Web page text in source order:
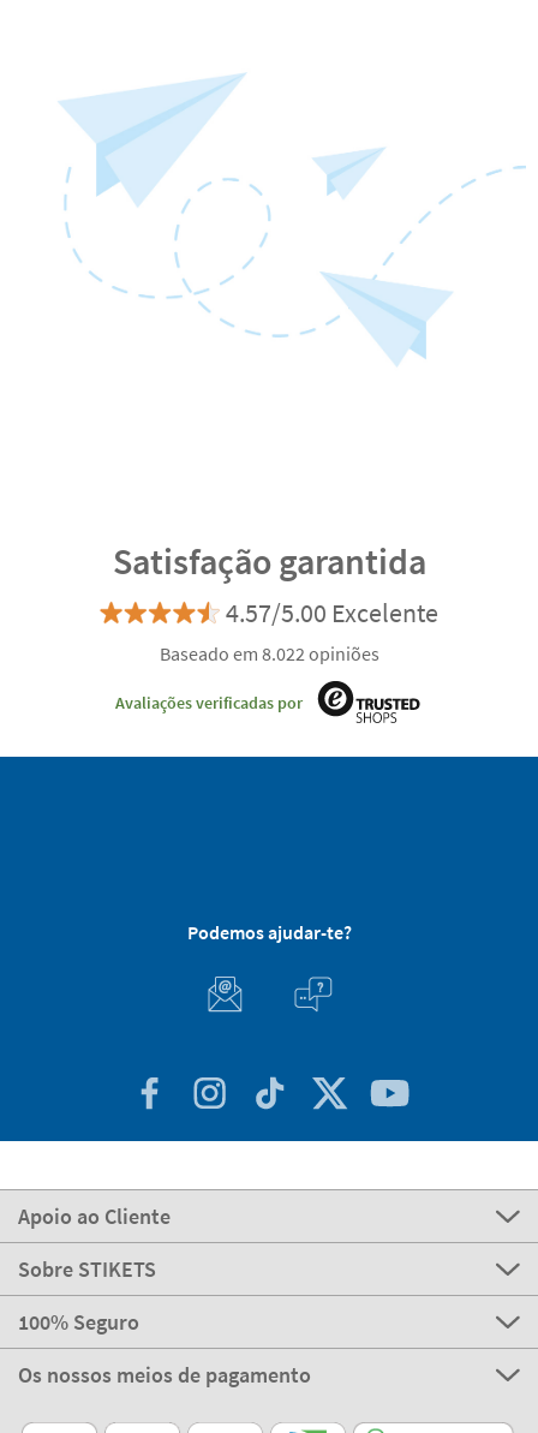
Satisfação garantida
4.57/5.00 Excelente
Baseado em 8.022 opiniões
Avaliações verificadas por
Podemos ajudar-te?
Apoio ao Cliente
Sobre STIKETS
100% Seguro
Os nossos meios de pagamento